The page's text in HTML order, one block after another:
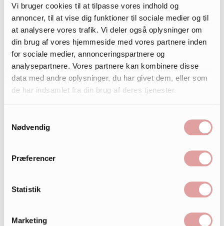
Vi bruger cookies til at tilpasse vores indhold og
annoncer, til at vise dig funktioner til sociale medier og til
at analysere vores trafik. Vi deler også oplysninger om
din brug af vores hjemmeside med vores partnere inden
for sociale medier, annonceringspartnere og
analysepartnere. Vores partnere kan kombinere disse
data med andre oplysninger, du har givet dem, eller som
de har indsamlet fra din brug af deres tjenester.
Nødvendig
Præferencer
Statistik
Marketing